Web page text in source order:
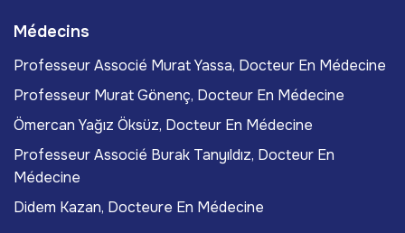
Médecins
Professeur Associé Murat Yassa, Docteur En Médecine
Professeur Murat Gönenç, Docteur En Médecine
Ömercan Yağız Öksüz, Docteur En Médecine
Professeur Associé Burak Tanyıldız, Docteur En
Médecine
Didem Kazan, Docteure En Médecine